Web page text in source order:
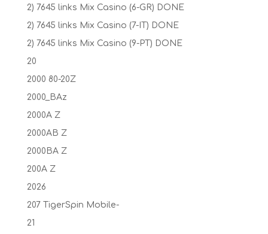
2) 7645 links Mix Casino (6-GR) DONE
2) 7645 links Mix Casino (7-IT) DONE
2) 7645 links Mix Casino (9-PT) DONE
20
2000 80-20Z
2000_BAz
2000A Z
2000AB Z
2000BA Z
200A Z
2026
207 TigerSpin Mobile-
21